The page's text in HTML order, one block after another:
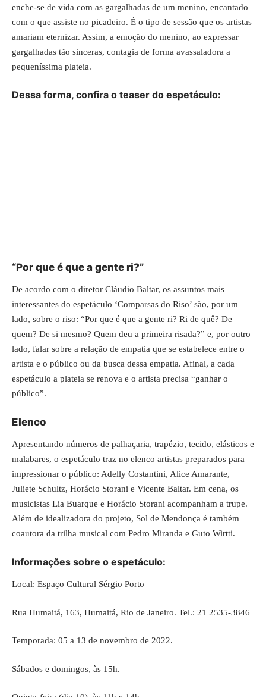
enche-se de vida com as gargalhadas de um menino, encantado
com o que assiste no picadeiro. É o tipo de sessão que os artistas
amariam eternizar. Assim, a emoção do menino, ao expressar
gargalhadas tão sinceras, contagia de forma avassaladora a
pequeníssima plateia.
Dessa forma, confira o teaser do espetáculo:
“Por que é que a gente ri?”
De acordo com o diretor Cláudio Baltar, os assuntos mais
interessantes do espetáculo ‘Comparsas do Riso’ são, por um
lado, sobre o riso: “Por que é que a gente ri? Ri de quê? De
quem? De si mesmo? Quem deu a primeira risada?” e, por outro
lado, falar sobre a relação de empatia que se estabelece entre o
artista e o público ou da busca dessa empatia. Afinal, a cada
espetáculo a plateia se renova e o artista precisa “ganhar o
público”.
Elenco
Apresentando números de palhaçaria, trapézio, tecido, elásticos e
malabares, o espetáculo traz no elenco artistas preparados para
impressionar o público: Adelly Costantini, Alice Amarante,
Juliete Schultz, Horácio Storani e Vicente Baltar. Em cena, os
musicistas Lia Buarque e Horácio Storani acompanham a trupe.
Além de idealizadora do projeto, Sol de Mendonça é também
coautora da trilha musical com Pedro Miranda e Guto Wirtti.
Informações sobre o espetáculo:
Local: Espaço Cultural Sérgio Porto
Rua Humaitá, 163, Humaitá, Rio de Janeiro. Tel.: 21 2535-3846
Temporada: 05 a 13 de novembro de 2022.
Sábados e domingos, às 15h.